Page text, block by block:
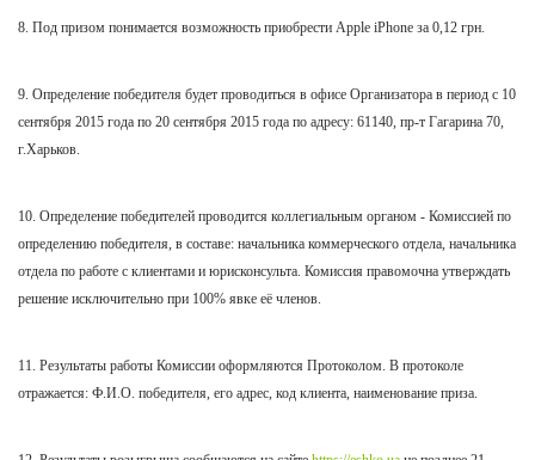
8. Под призом понимается возможность приобрести Apple iPhone за 0,12 грн.
9. Определение победителя будет проводиться в офисе Организатора в период с 10
сентября 2015 года по 20 сентября 2015 года по адресу: 61140, пр-т Гагарина 70,
г.Харьков.
10. Определение победителей проводится коллегиальным органом - Комиссией по
определению победителя, в составе: начальника коммерческого отдела, начальника
отдела по работе с клиентами и юрисконсульта. Комиссия правомочна утверждать
решение исключительно при 100% явке её членов.
11. Результаты работы Комиссии оформляются Протоколом. В протоколе
отражается: Ф.И.О. победителя, его адрес, код клиента, наименование приза.